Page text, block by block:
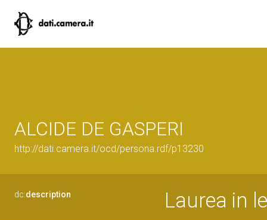
ALCIDE DE GASPERI
http://dati.camera.it/ocd/persona.rdf/p13230
dc:description Laurea in